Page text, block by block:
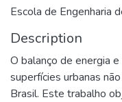
Escola de Engenharia
Description
O balanço de energia
superfícies urbanas
Brasil. Este trabalho